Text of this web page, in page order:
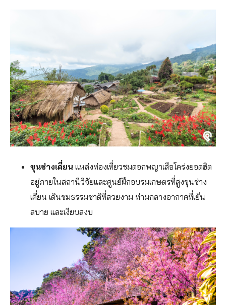
ขุนช่างเคี่ยน แหล่งท่องเที่ยวชมดอกพญาเสือโคร่งยอดฮิต
อยู่ภายในสถานีวิจัยและศูนย์ฝึกอบรมเกษตรที่สูงขุนช่าง
เคี่ยน เดินชมธรรมชาติที่สวยงาม ท่ามกลางอากาศที่เย็น
สบาย และเงียบสงบ